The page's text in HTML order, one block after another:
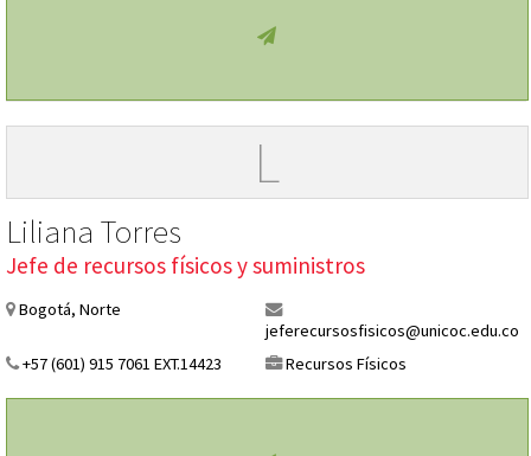
L
Liliana Torres
Jefe de recursos físicos y suministros
Bogotá, Norte
jeferecursosfisicos@unicoc.edu.co
+57 (601) 915 7061 EXT.14423
Recursos Físicos